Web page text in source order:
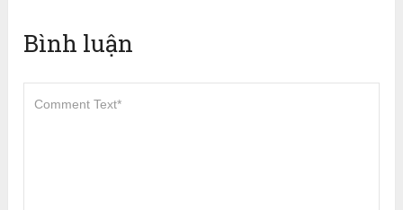
Bình luận